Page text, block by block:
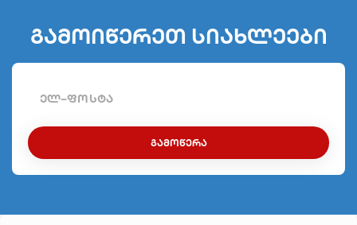
გამოიწერეთ სიახლეები
ᲒᲐᲛᲝᲬᲔᲠᲐ